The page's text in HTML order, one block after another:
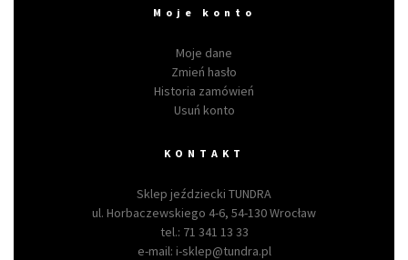
Moje konto
Moje dane
Zmień hasło
Historia zamówień
Usuń konto
KONTAKT
Sklep jeździecki TUNDRA
ul. Horbaczewskiego 4-6, 54-130 Wrocław
tel.: 71 341 13 33
e-mail: i-sklep@tundra.pl